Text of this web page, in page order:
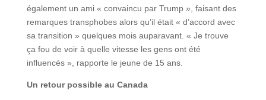
également un ami « convaincu par Trump », faisant des
remarques transphobes alors qu’il était « d’accord avec
sa transition » quelques mois auparavant. « Je trouve
ça fou de voir à quelle vitesse les gens ont été
influencés », rapporte le jeune de 15 ans.
Un retour possible au Canada